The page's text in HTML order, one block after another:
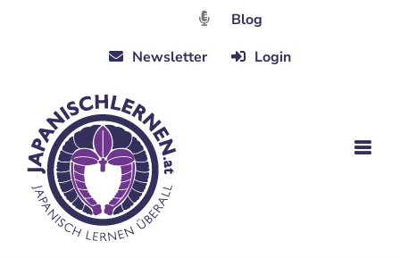
Blog
Newsletter
Login